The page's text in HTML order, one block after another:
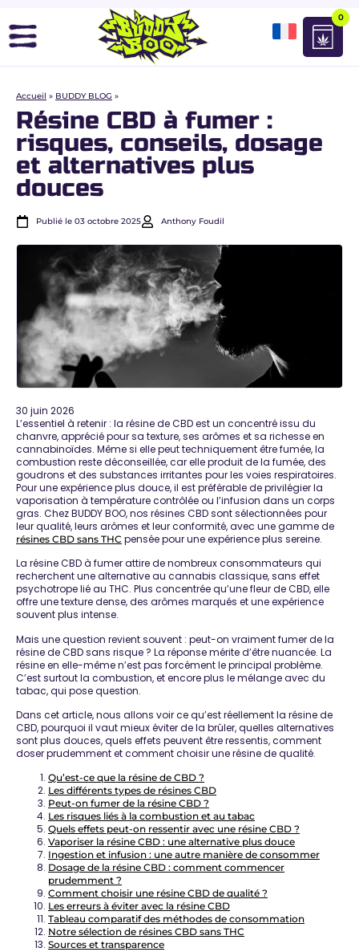
0
Accueil » BUDDY BLOG »
Résine CBD à fumer :
risques, conseils, dosage
et alternatives plus
douces
Publié le 03 octobre 2025 Anthony Foudil
30 juin 2026
L’essentiel à retenir : la résine de CBD est un concentré issu du
chanvre, apprécié pour sa texture, ses arômes et sa richesse en
cannabinoïdes. Même si elle peut techniquement être fumée, la
combustion reste déconseillée, car elle produit de la fumée, des
goudrons et des substances irritantes pour les voies respiratoires.
Pour une expérience plus douce, il est préférable de privilégier la
vaporisation à température contrôléeou l’infusion dans un corps
gras. Chez BUDDY BOO, nos résines CBD sont sélectionnées pour
leur qualité, leurs arômes et leur conformité, avec une gamme de
résines CBD sans THC pensée pour une expérience plus sereine.
La résine CBD à fumerattire de nombreux consommateurs qui
recherchent une alternative au cannabis classique, sans effet
psychotrope lié au THC. Plus concentrée qu’une fleur de CBD, elle
offre une texture dense, des arômes marqués et une expérience
souvent plus intense.
Mais une question revient souvent : peut-on vraiment fumer de la
résine de CBD sans risque ? La réponse mérite d’être nuancée. La
résine en elle-même n’est pas forcément le principal problème.
C’est surtout la combustion, et encore plus le mélange avec du
tabac, qui pose question.
Dans cet article, nous allons voir ce qu’est réellement la résine de
CBD, pourquoi il vaut mieux éviter de la brûler, quelles alternatives
sont plus douces, quels effets peuvent être ressentis, comment
doser prudemment et comment choisir une résine de qualité.
Qu’est-ce que la résine de CBD ?
Les différents types de résines CBD
Peut-on fumer de la résine CBD ?
Les risques liés à la combustion et au tabac
Quels effets peut-on ressentir avec une résine CBD ?
Vaporiser la résine CBD : une alternative plus douce
Ingestion et infusion : une autre manière de consommer
Dosage de la résine CBD : comment commencer
prudemment ?
Comment choisir une résine CBD de qualité ?
Les erreurs à éviter avec la résine CBD
Tableau comparatif des méthodes de consommation
Notre sélection de résines CBD sans THC
Sources et transparence